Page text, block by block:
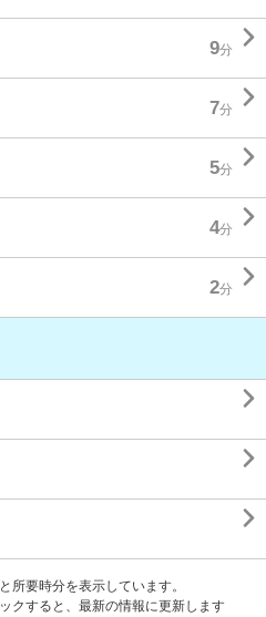
9分 
7分 
5分 
4分 
2分 



所要時分を表示しています。
クすると、最新の情報に更新します